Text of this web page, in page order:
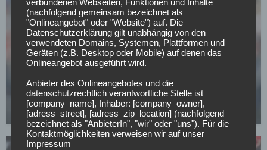
BUNDESLIGA
Courtois begrüßt Van Bommel als neuen Belgien-
Coach
27.07.2026
verbundenen Webseiten, Funktionen und Inhalte
(nachfolgend gemeinsam bezeichnet als
"Onlineangebot" oder "Website") auf. Die
Datenschutzerklärung gilt unabhängig von den
verwendeten Domains, Systemen, Plattformen und
Geräten (z.B. Desktop oder Mobile) auf denen das
Onlineangebot ausgeführt wird.
Anbieter des Onlineangebotes und die
datenschutzrechtlich verantwortliche Stelle ist
[company_name], Inhaber: [company_owner],
[adress_street], [adress_zip_location] (nachfolgend
bezeichnet als "AnbieterIn", "wir" oder "uns"). Für die
Kontaktmöglichkeiten verweisen wir auf unser
Impressum